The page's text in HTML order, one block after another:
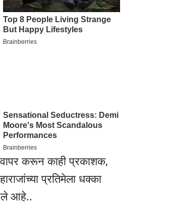
वापर करून काही प्रकाशक,
प्रतिमेला धक्का
आहे..